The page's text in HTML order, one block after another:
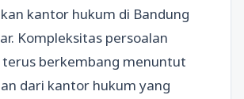
kantor hukum di Bandung
Kompleksitas persoalan
terus berkembang menuntut
dari kantor hukum yang